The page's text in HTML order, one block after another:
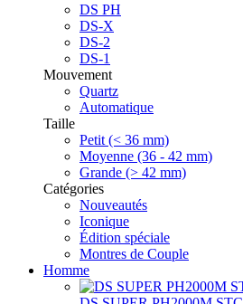
DS PH
DS-X
DS-2
DS-1
Mouvement
Quartz
Automatique
Taille
Petit (< 36 mm)
Moyenne (36 - 42 mm)
Grande (> 42 mm)
Catégories
Nouveautés
Iconique
Édition spéciale
Montres de Couple
Homme